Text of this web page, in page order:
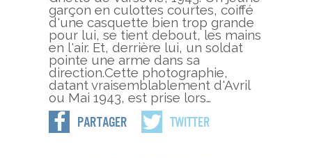
garçon en culottes courtes, coiffé
d'une casquette bien trop grande
pour lui, se tient debout, les mains
en l'air. Et, derrière lui, un soldat
pointe une arme dans sa
direction.Cette photographie,
datant vraisemblablement d'Avril
ou Mai 1943, est prise lors…
Partager Twitter